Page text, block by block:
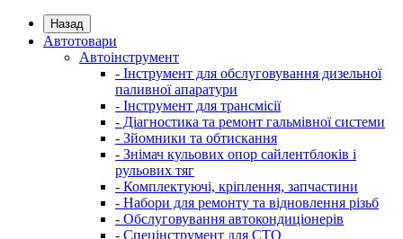
Назад
Автотовари
Автоінструмент
- Інструмент для обслуговування дизельної
паливної апаратури
- Інструмент для трансмісії
- Діагностика та ремонт гальмівної системи
- Зйомники та обтискання
- Знімач кульових опор сайлентблоків і
рульових тяг
- Комплектуючі, кріплення, запчастини
- Набори для ремонту та відновлення різьб
- Обслуговування автокондиціонерів
- Спецінструмент для СТО